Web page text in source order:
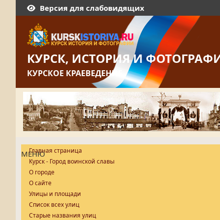
Версия для слабовидящих
КУРСК, ИСТОРИЯ И
КУРСКОЕ КРАЕВЕДЕНИЕ
МЕНЮ
Главная страница
Курск - Город воинской славы
О городе
О сайте
Улицы и площади
Список всех улиц
Старые названия улиц